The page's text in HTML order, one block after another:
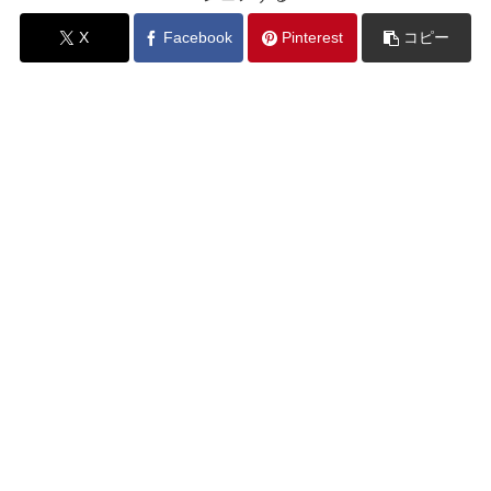
X Facebook Pinterest コピー